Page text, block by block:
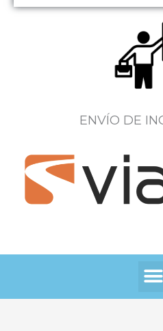
ENVÍO DE